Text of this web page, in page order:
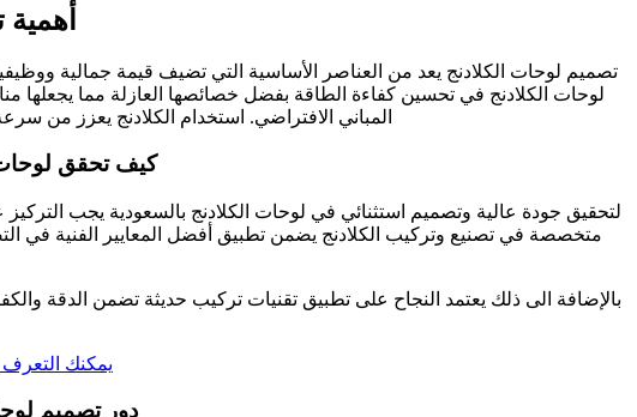
تصميم لوحات الكلادنج يعد من العناصر الأساسية التي تضيف قيمة جمالية
لوحات الكلادنج في تحسين كفاءة الطاقة بفضل خصائصها العازلة مما يجعلها
المباني الافتراضي. استخدام الكلادنج يعزز من
كيف تحقق لوحات
لتحقيق جودة عالية وتصميم استثنائي في لوحات الكلادنج بالسعودية يجب التركيز
متخصصة في تصنيع وتركيب الكلادنج يضمن تطبيق أفضل المعايير الفنية في
بالإضافة الى ذلك يعتمد النجاح على تطبيق تقنيات تركيب حديثة تضمن الدقة
يمكنك
دور تصميم